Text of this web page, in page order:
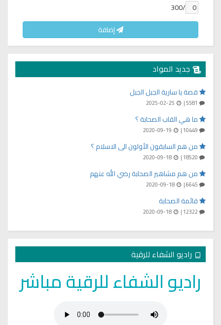
/300
إضافة
جديد المواد
قصة يا سارية الجبل الجبل
ما هي القاب الصحابة ؟
من هم السابقون الأولون الى الاسلام ؟
2020-09-18
من هم مشاهير الصحابة رضي الله عنهم
2020-09-18
قائمة الصحابة
2020-09-18
راديو الشفاء للرقية
راديو الشفاء للرقية مباشر